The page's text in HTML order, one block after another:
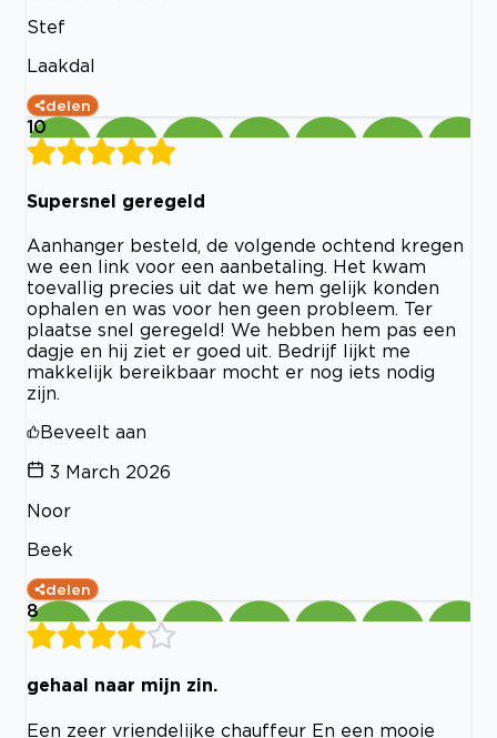
Stef
Laakdal
delen
10
Supersnel geregeld
Aanhanger besteld, de volgende ochtend kregen
we een link voor een aanbetaling. Het kwam
toevallig precies uit dat we hem gelijk konden
ophalen en was voor hen geen probleem. Ter
plaatse snel geregeld! We hebben hem pas een
dagje en hij ziet er goed uit. Bedrijf lijkt me
makkelijk bereikbaar mocht er nog iets nodig
zijn.
Beveelt aan
3 March 2026
Noor
Beek
delen
8
gehaal naar mijn zin.
Een zeer vriendelijke chauffeur En een mooie